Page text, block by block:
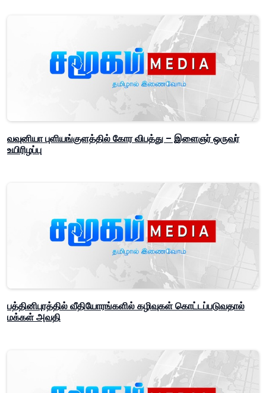
வவுனியா புளியங்குளத்தில் கோர விபத்து – இளைஞர் ஒருவர்
உயிரிழப்பு
பத்தினிபுரத்தில் வீதியோரங்களில் கழிவுகள் கொட்டப்படுவதால்
மக்கள் அவதி